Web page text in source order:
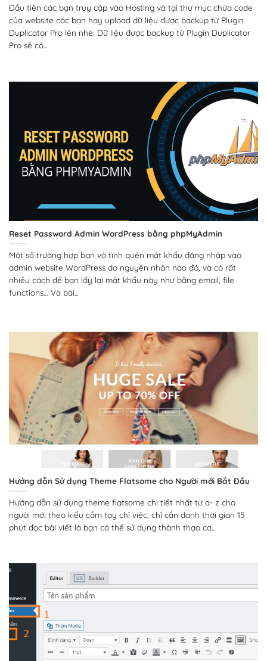
Đầu tiên các bạn truy cập vào Hosting và tại thư mục chứa code
của website các bạn hay upload dữ liệu được backup từ Plugin
Duplicator Pro lên nhé: Dữ liệu được backup từ Plugin Duplicator
Pro sẽ có...
Reset Password Admin WordPress bằng phpMyAdmin
Một số trường hợp bạn vô tình quên mật khẩu đăng nhập vào
admin website WordPress do nguyên nhân nào đó, và có rất
nhiều cách để bạn lấy lại mật khẩu này như bằng email, file
functions… Và bài...
Hướng dẫn Sử dụng Theme Flatsome cho Người mới Bắt Đầu
Hướng dẫn sử dụng theme flatsome chi tiết nhất từ a- z cho
người mới theo kiểu cầm tay chỉ việc, chỉ cần danh thời gian 15
phút đọc bài viết là bạn có thể sử dụng thành thạo cơ...